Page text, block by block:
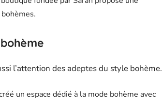
l’attention des adeptes du style bohème.
un espace dédié à la mode bohème avec